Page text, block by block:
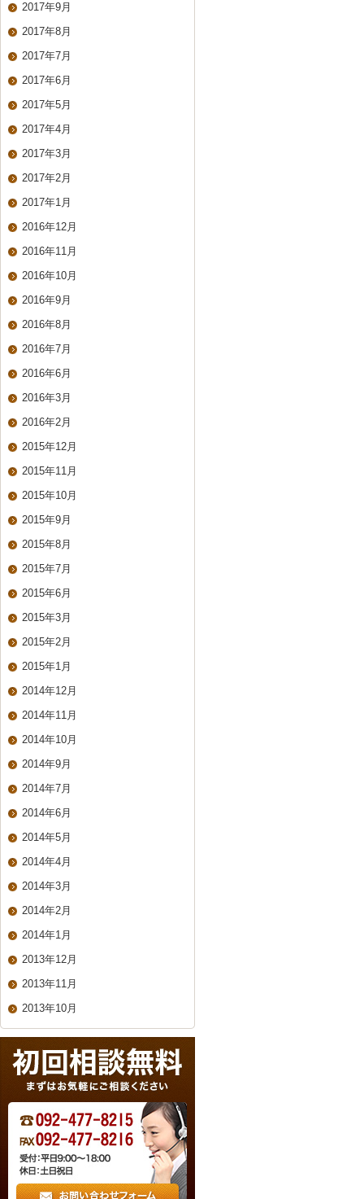
2017年9月
2017年8月
2017年7月
2017年6月
2017年5月
2017年4月
2017年3月
2017年2月
2017年1月
2016年12月
2016年11月
2016年10月
2016年9月
2016年8月
2016年7月
2016年6月
2016年3月
2016年2月
2015年12月
2015年11月
2015年10月
2015年9月
2015年8月
2015年7月
2015年6月
2015年3月
2015年2月
2015年1月
2014年12月
2014年11月
2014年10月
2014年9月
2014年7月
2014年6月
2014年5月
2014年4月
2014年3月
2014年2月
2014年1月
2013年12月
2013年11月
2013年10月